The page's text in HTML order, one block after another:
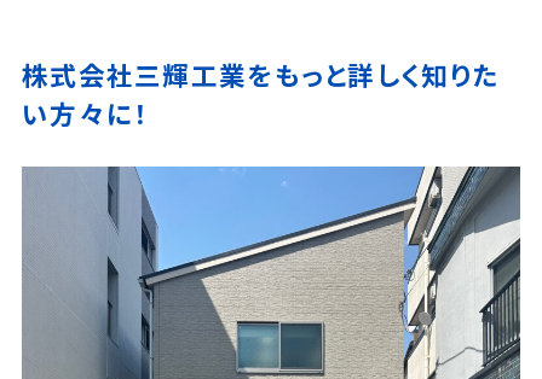
株式会社三輝工業をもっと詳しく知りた
い方々に！